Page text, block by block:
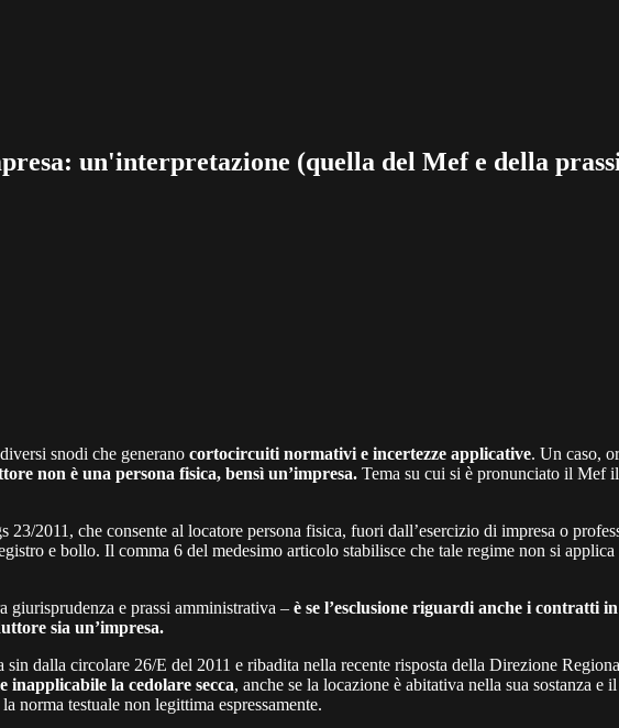
un'interpretazione (quella del Mef e della
snodi che generano cortocircuiti normativi e incertezze applicative. Un caso,
non è una persona fisica, bensì un’impresa. Tema su cui si è pronunciato il Mef
2011, che consente al locatore persona fisica, fuori dall’esercizio di impresa o
e bollo. Il comma 6 del medesimo articolo stabilisce che tale regime non si
giurisprudenza e prassi amministrativa – è se l’esclusione riguardi anche i contratti
sia un’impresa.
sin dalla circolare 26/E del 2011 e ribadita nella recente risposta della Direzione
inapplicabile la cedolare secca, anche se la locazione è abitativa nella sua sostanza
norma testuale non legittima espressamente.